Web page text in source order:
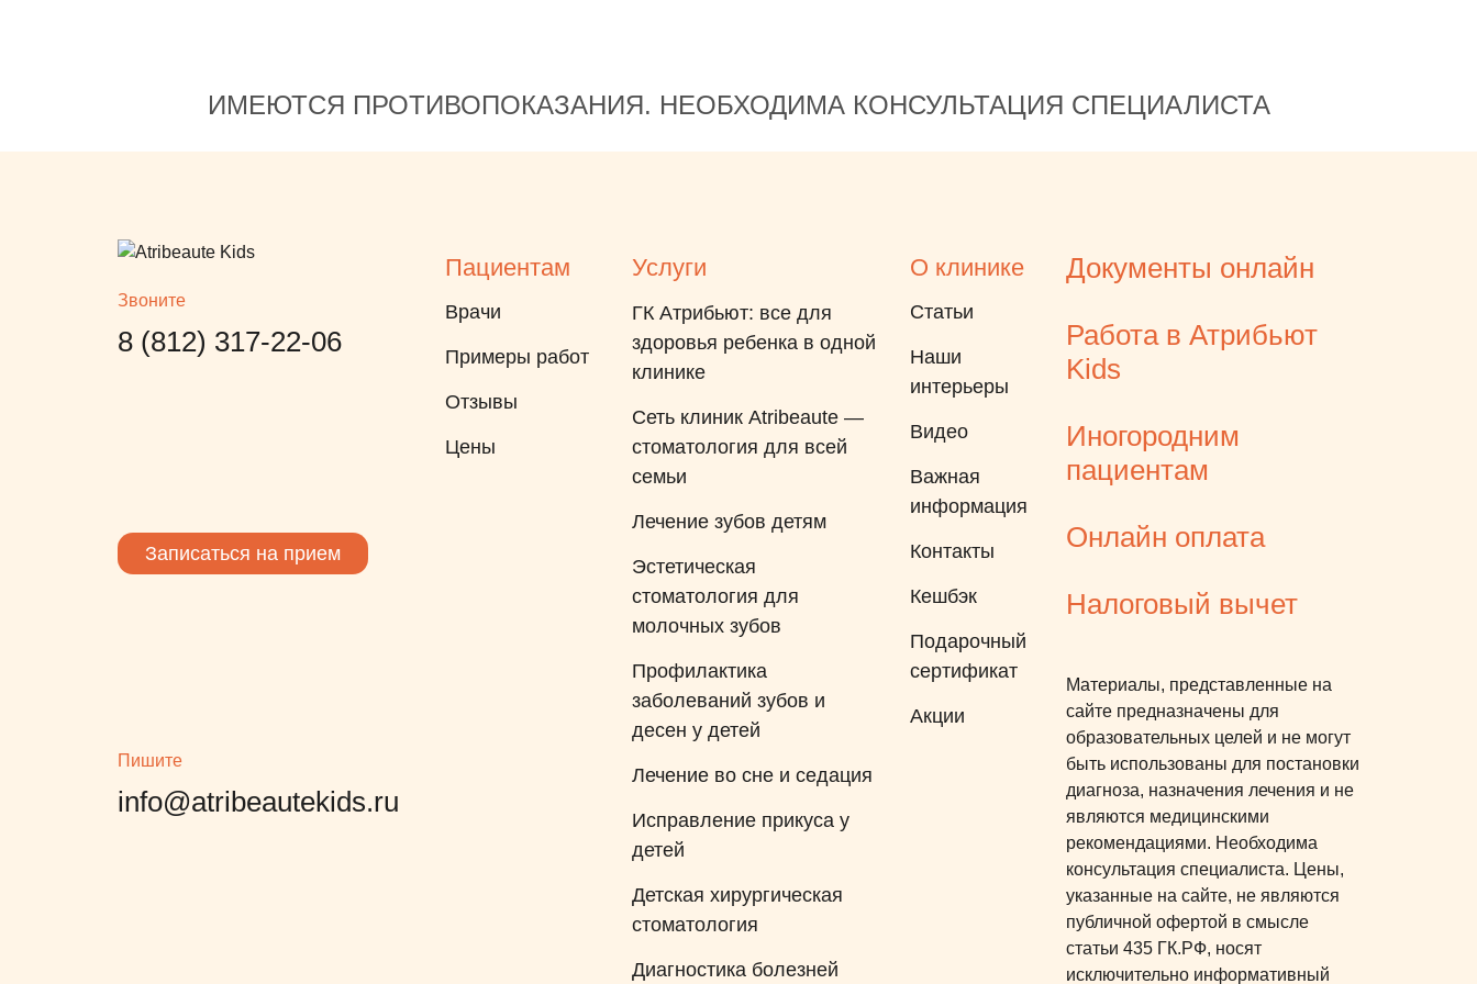
ИМЕЮТСЯ ПРОТИВОПОКАЗАНИЯ. НЕОБХОДИМА КОНСУЛЬТАЦИЯ СПЕЦИАЛИСТА
Звоните
8 (812) 317-22-06
Записаться на прием
Пишите
info@atribeautekids.ru
Пациентам
Врачи
Примеры работ
Отзывы
Цены
Услуги
ГК Атрибьют: все для
здоровья ребенка в одной
клинике
Сеть клиник Atribeaute —
стоматология для всей
семьи
Лечение зубов детям
Эстетическая
стоматология для
молочных зубов
Профилактика
заболеваний зубов и
десен у детей
Лечение во сне и седация
Исправление прикуса у
детей
Детская хирургическая
стоматология
Диагностика болезней
О клинике
Статьи
Наши
интерьеры
Видео
Важная
информация
Контакты
Кешбэк
Подарочный
сертификат
Акции
Документы онлайн
Работа в Атрибьют
Kids
Иногородним
пациентам
Онлайн оплата
Налоговый вычет
Материалы, представленные на
сайте предназначены для
образовательных целей и не могут
быть использованы для постановки
диагноза, назначения лечения и не
являются медицинскими
рекомендациями. Необходима
консультация специалиста. Цены,
указанные на сайте, не являются
публичной офертой в смысле
статьи 435 ГК.РФ, носят
исключительно информативный